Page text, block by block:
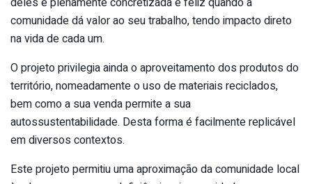
comunidade dá valor ao seu trabalho, tendo impacto direto
na vida de cada um.
O projeto privilegia ainda o aproveitamento dos produtos do
território, nomeadamente o uso de materiais reciclados,
bem como a sua venda permite a sua
autossustentabilidade. Desta forma é facilmente replicável
em diversos contextos.
Este projeto permitiu uma aproximação da comunidade local